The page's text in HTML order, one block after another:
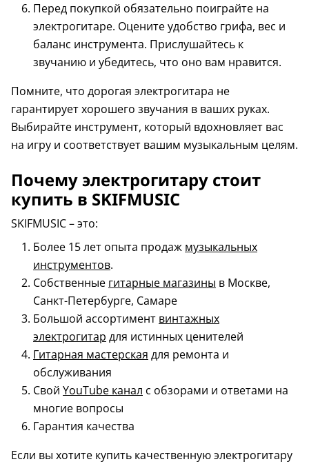
Перед покупкой обязательно поиграйте на
электрогитаре. Оцените удобство грифа, вес и
баланс инструмента. Прислушайтесь к
звучанию и убедитесь, что оно вам нравится.
Помните, что дорогая электрогитара не
гарантирует хорошего звучания в ваших руках.
Выбирайте инструмент, который вдохновляет вас
на игру и соответствует вашим музыкальным целям.
Почему электрогитару стоит
купить в SKIFMUSIC
SKIFMUSIC – это:
Более 15 лет опыта продаж музыкальных
инструментов.
Собственные гитарные магазины в Москве,
Санкт-Петербурге, Самаре
Большой ассортимент винтажных
электрогитар для истинных ценителей
Гитарная мастерская для ремонта и
обслуживания
Свой YouTube канал с обзорами и ответами на
многие вопросы
Гарантия качества
Если вы хотите купить качественную электрогитару